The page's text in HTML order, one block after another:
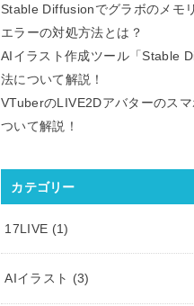
Stable Diffusionでグラボのメモ
エラーの対処方法とは？
AIイラスト作成ツール「Stable
法について解説！
VTuberのLIVE2Dアバターのス
ついて解説！
カテゴリー
17LIVE (1)
AIイラスト (3)